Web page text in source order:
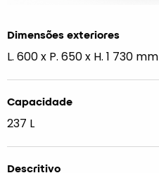
Dimensões exteriores
L. 600 x P. 650 x H. 1 730 mm
Capacidade
237 L
Descritivo